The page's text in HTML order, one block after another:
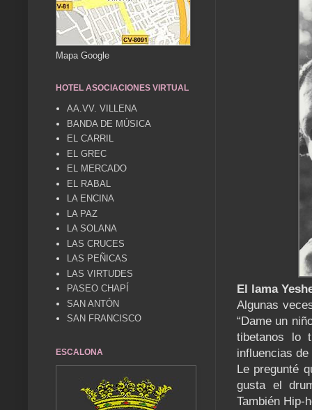
El lama
Algunas
“Dame un
tibetanos lo
influencias
Le pregunté
gusta el
También Hip-
Mapa Google
HOTEL ASOCIACIONES VIRTUAL
AA.VV. VILLENA
BANDA DE MÚSICA
EL CARRIL
EL GREC
EL MERCADO
EL RABAL
LA ENCINA
LA PAZ
LA SOLANA
LAS CRUCES
LAS PEÑICAS
LAS VIRTUDES
PASEO CHAPÍ
SAN ANTÓN
SAN FRANCISCO
ESCALONA